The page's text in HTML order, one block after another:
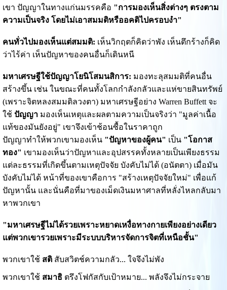
เขา ปัญญาในทางแก่นมรรคคือ "การมองเห็นสิ่งต่างๆ ตรงตาม
ความเป็นจริง โดยไม่เอาสมมติหรืออคติไปครอบงำ"
คนทั่วไปมองเห็นแต่สมมติ: เห็นวิกฤตก็คิดว่าพัง เห็นตึกร้างก็คิด
ว่าไร้ค่า เห็นปัญหาของคนอื่นก็เดินหนี
มหาเศรษฐีใช้ปัญญาโยนิโสมนสิการ: มองทะลุสมมติที่คนอื่น
สร้างขึ้น เช่น ในขณะที่คนทั้งโลกกำลังกลัวและแห่ขายสินทรัพย์
(เพราะจิตหลงสมมติลวงตา) มหาเศรษฐีอย่าง Warren Buffett จะ
ใช้ ปัญญามองเห็นเหตุและผลตามความเป็นจริงว่า "มูลค่าเนื้อ
แท้ของมันยังอยู่" เขาจึงเข้าช้อนซื้อในราคาถูก
ปัญญาทำให้พวกเขามองเห็น "ปัญหาของผู้คน" เป็น "โอกาส
ทอง" เขามองเห็นว่าปัญหาและอุปสรรคทั้งหลายเป็นเพียงธรรม
แต่ละธรรมที่เกิดขึ้นตามเหตุปัจจัย บังคับไม่ได้ (อนัตตา) เมื่อมัน
บังคับไม่ได้ หน้าที่ของเขาคือการ "สร้างเหตุปัจจัยใหม่" เพื่อแก้
ปัญหานั้น และนั่นคือที่มาของเม็ดเงินมหาศาลที่หลั่งไหลกลับมา
หาพวกเขา
"มหาเศรษฐีไม่ได้รวยเพราะหยาดเหงื่อทางกายเพียงอย่างเดียว
แต่พวกเขารวยเพราะมีระบบบริหารจัดการจิตที่เหนือชั้น"
พวกเขาใช้ สติสับสวิตช์ความกลัว... ใจจึงไม่พัง
พวกเขาใช้ สมาธิตรึงโฟกัสกับเป้าหมาย... พลังจึงไม่กระจาย